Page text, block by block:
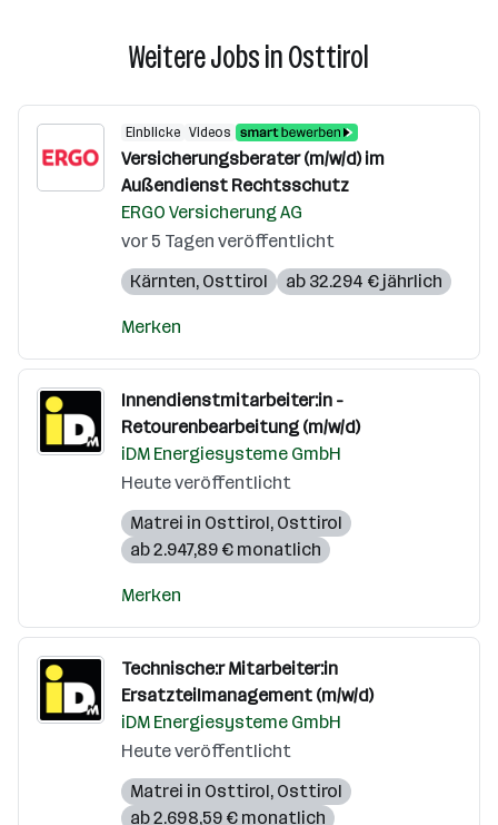
Weitere Jobs in Osttirol
Einblicke Videos
Versicherungsberater (m/w/d) im
Außendienst Rechtsschutz
ERGO Versicherung AG
vor 5 Tagen veröffentlicht
Kärnten, Osttirol ab 32.294 € jährlich
Merken
Innendienstmitarbeiter:in -
Retourenbearbeitung (m/w/d)
iDM Energiesysteme GmbH
Heute veröffentlicht
Matrei in Osttirol, Osttirol
ab 2.947,89 € monatlich
Merken
Technische:r Mitarbeiter:in
Ersatzteilmanagement (m/w/d)
iDM Energiesysteme GmbH
Heute veröffentlicht
Matrei in Osttirol, Osttirol
ab 2.698,59 € monatlich